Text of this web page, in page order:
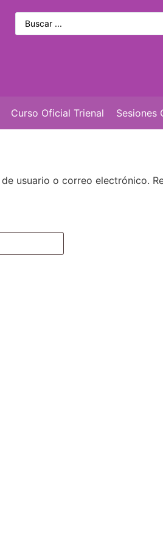
Curso Oficial Trienal Sesiones
usuario o correo electrónico.